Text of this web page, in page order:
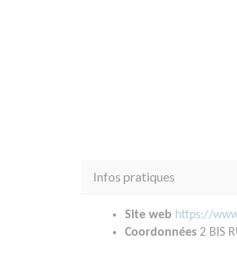
Infos pratiques
Site web https://
Coordonnées 2 BIS